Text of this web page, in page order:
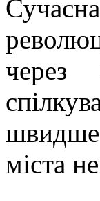
через
міста